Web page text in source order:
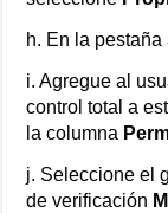
h. En la pestaña
i. Agregue al
control total a
la columna
j. Seleccione el
de verificación